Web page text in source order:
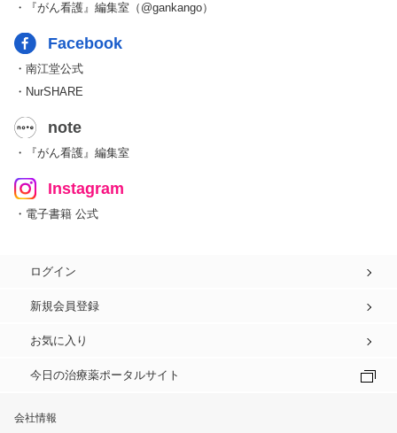
・『がん看護』編集室（@gankango）
Facebook
・南江堂公式
・NurSHARE
note
・『がん看護』編集室
Instagram
・電子書籍 公式
ログイン
新規会員登録
お気に入り
今日の治療薬ポータルサイト
会社情報